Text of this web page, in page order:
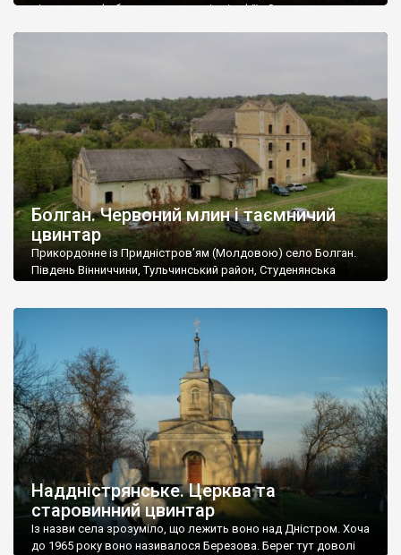
віднести до фабричних, польські епітафії… Загалом цвинтар
Болган. Червоний млин і таємничий
цвинтар
Прикордонне із Придністров’ям (Молдовою) село Болган.
Південь Вінниччини, Тульчинський район, Студенянська
старовинний цвинтар із кам’яними хрестами. Всі епітафії, які
збереглися, написані кирилицею, церковнослов’янською
мовою. За всіма традиційними ознаками – цвинтар
український. Хрести датуються 19 століттям. У 1924-1940
роках Болган […]
Наддністрянське. Церква та
старовинний цвинтар
Із назви села зрозуміло, що лежить воно над Дністром. Хоча
до 1965 року воно називалося Березова. Берег тут доволі